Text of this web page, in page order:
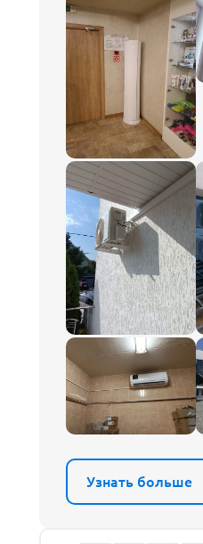
Узнать больше